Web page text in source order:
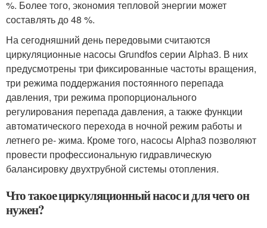
%. Более того, экономия тепловой энергии может
составлять до 48 %.
На сегодняшний день передовыми считаются
циркуляционные насосы Grundfos серии Alpha3. В них
предусмотрены три фиксированные частоты вращения,
три режима поддержания постоянного перепада
давления, три режима пропорционального
регулирования перепада давления, а также функции
автоматического перехода в ночной режим работы и
летнего ре- жима. Кроме того, насосы Alpha3 позволяют
провести профессиональную гидравлическую
балансировку двухтрубной системы отопления.
Что такое циркуляционный насос и для чего он
нужен?